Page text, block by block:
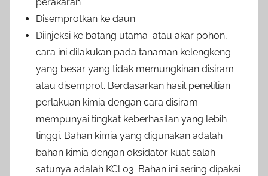
Disemprotkan ke daun
Diinjeksi ke batang utama atau akar pohon,
cara ini dilakukan pada tanaman kelengkeng
yang besar yang tidak memungkinan disiram
atau disemprot. Berdasarkan hasil penelitian
perlakuan kimia dengan cara disiram
mempunyai tingkat keberhasilan yang lebih
tinggi. Bahan kimia yang digunakan adalah
bahan kimia dengan oksidator kuat salah
satunya adalah KCl 03. Bahan ini sering dipakai